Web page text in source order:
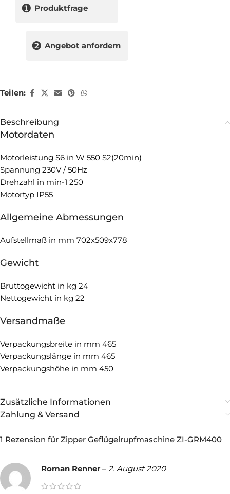
❶ Produktfrage
❷ Angebot anfordern
Teilen:
Beschreibung
Motordaten
Motorleistung S6 in W 550 S2(20min)
Spannung 230V / 50Hz
Drehzahl in min-1 250
Motortyp IP55
Allgemeine Abmessungen
Aufstellmaß in mm 702x509x778
Gewicht
Bruttogewicht in kg 24
Nettogewicht in kg 22
Versandmaße
Verpackungsbreite in mm 465
Verpackungslänge in mm 465
Verpackungshöhe in mm 450
Zusätzliche Informationen
Zahlung & Versand
1 Rezension für Zipper Geflügelrupfmaschine ZI-GRM400
Roman Renner – 2. August 2020